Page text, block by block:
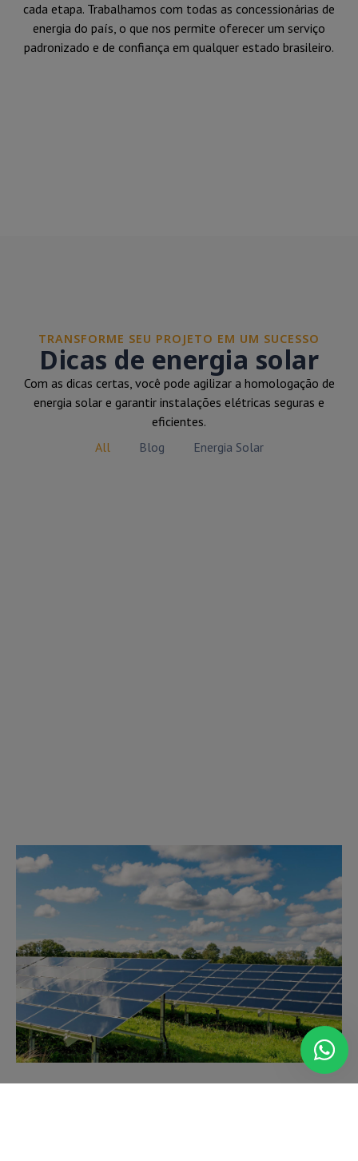
cada etapa. Trabalhamos com todas as concessionárias de
energia do país, o que nos permite oferecer um serviço
padronizado e de confiança em qualquer estado brasileiro.
TRANSFORME SEU PROJETO EM UM SUCESSO
Dicas de energia solar
Com as dicas certas, você pode agilizar a homologação de
energia solar e garantir instalações elétricas seguras e
eficientes.
All
Blog Energia Solar